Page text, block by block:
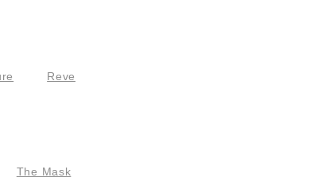
Reve
The Mask